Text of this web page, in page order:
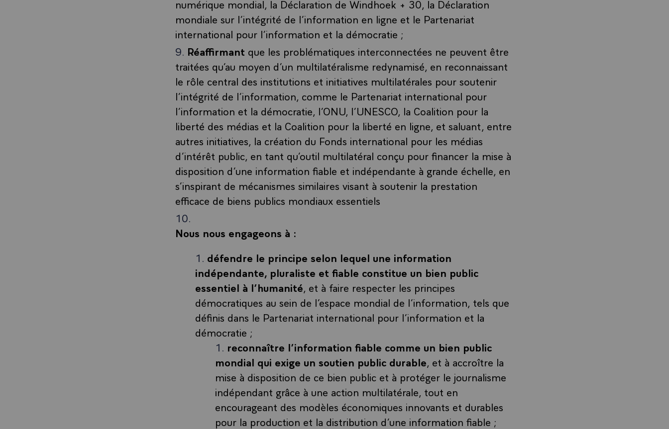
numérique mondial, la Déclaration de Windhoek + 30, la Déclaration
mondiale sur l’intégrité de l’information en ligne et le Partenariat
international pour l’information et la démocratie ;
Réaffirmant que les problématiques interconnectées ne peuvent être
traitées qu’au moyen d’un multilatéralisme redynamisé, en reconnaissant
le rôle central des institutions et initiatives multilatérales pour soutenir
l’intégrité de l’information, comme le Partenariat international pour
l’information et la démocratie, l’ONU, l’UNESCO, la Coalition pour la
liberté des médias et la Coalition pour la liberté en ligne, et saluant, entre
autres initiatives, la création du Fonds international pour les médias
d’intérêt public, en tant qu’outil multilatéral conçu pour financer la mise à
disposition d’une information fiable et indépendante à grande échelle, en
s’inspirant de mécanismes similaires visant à soutenir la prestation
efficace de biens publics mondiaux essentiels
Nous nous engageons à :
défendre le principe selon lequel une information
indépendante, pluraliste et fiable constitue un bien public
essentiel à l’humanité, et à faire respecter les principes
démocratiques au sein de l’espace mondial de l’information, tels que
définis dans le Partenariat international pour l’information et la
démocratie ;
reconnaître l’information fiable comme un bien public
mondial qui exige un soutien public durable, et à accroître la
mise à disposition de ce bien public et à protéger le journalisme
indépendant grâce à une action multilatérale, tout en
encourageant des modèles économiques innovants et durables
pour la production et la distribution d’une information fiable ;